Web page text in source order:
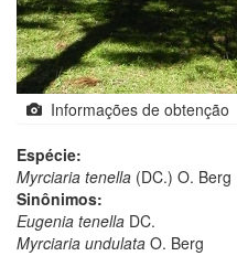
Informações de obtenção
Espécie:
Myrciaria tenella (DC.) O. Berg
Sinônimos:
Eugenia tenella DC.
Myrciaria undulata O. Berg